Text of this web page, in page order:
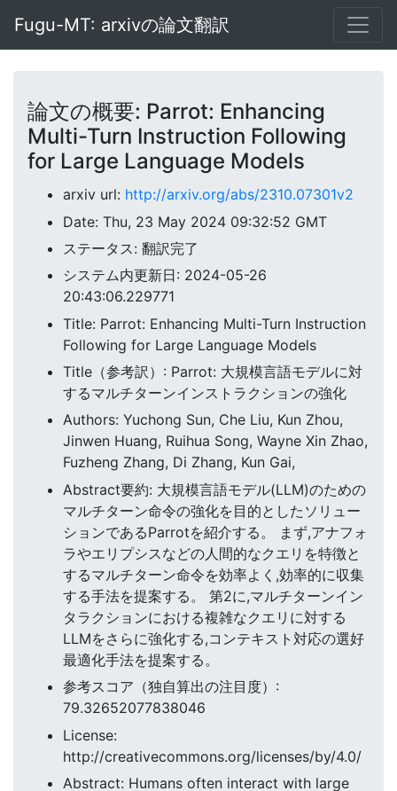
Fugu-MT: arxivの論文翻訳
論文の概要: Parrot: Enhancing
Multi-Turn Instruction Following
for Large Language Models
arxiv url: http://arxiv.org/abs/2310.07301v2
Date: Thu, 23 May 2024 09:32:52 GMT
ステータス: 翻訳完了
システム内更新日: 2024-05-26
20:43:06.229771
Title: Parrot: Enhancing Multi-Turn Instruction
Following for Large Language Models
Title（参考訳）: Parrot: 大規模言語モデルに対
するマルチターンインストラクションの強化
Authors: Yuchong Sun, Che Liu, Kun Zhou,
Jinwen Huang, Ruihua Song, Wayne Xin Zhao,
Fuzheng Zhang, Di Zhang, Kun Gai,
Abstract要約: 大規模言語モデル(LLM)のための
マルチターン命令の強化を目的としたソリュー
ションであるParrotを紹介する。 まず,アナフォ
ラやエリプシスなどの人間的なクエリを特徴と
するマルチターン命令を効率よく,効率的に収集
する手法を提案する。 第2に,マルチターンイン
タラクションにおける複雑なクエリに対する
LLMをさらに強化する,コンテキスト対応の選好
最適化手法を提案する。
参考スコア（独自算出の注目度）:
79.32652077838046
License:
http://creativecommons.org/licenses/by/4.0/
Abstract: Humans often interact with large